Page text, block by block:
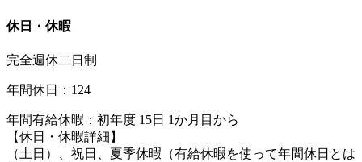
休日・休暇
完全週休二日制
年間休日：124
年間有給休暇：初年度 15日 1か月目から
【休日・休暇詳細】
（土日）、祝日、夏季休暇（有給休暇を使って年間休日とは